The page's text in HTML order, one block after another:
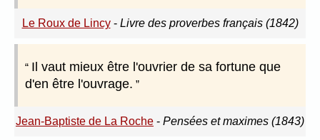
Le Roux de Lincy- Livre des proverbes français (1842)
Il vaut mieux être l'ouvrier de sa fortune que
d'en être l'ouvrage.
Jean-Baptiste de La Roche - Pensées et maximes (1843)